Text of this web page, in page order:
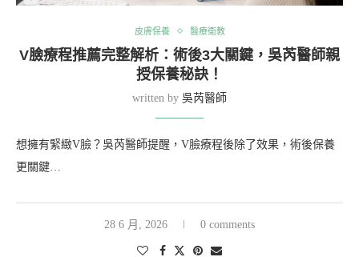
皮膚保養 醫療衛教
V臉療程推薦完整解析：術後3大關鍵，吳芮醫師親
授保養秘訣！
written by 吳芮醫師
想擁有緊緻V臉？吳芮醫師提醒，V臉療程後除了效果，術後保養
更關鍵…
28 6 月, 2026 0 comments